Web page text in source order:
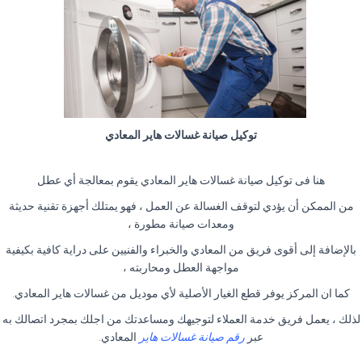
توكيل صيانة غسالات هاير المعادي
هنا فى توكيل صيانة غسالات هاير المعادي يقوم بمعالجة أي عطل
من الممكن أن يؤدي لتوقف الغسالة عن العمل ، فهو يمتلك أجهزة تقنية حديثة
ومعدات صيانة مطورة ،
بالإضافة إلى أقوى فريق من المعادي والخبراء والفنيين على دراية كافية بكيفية
مواجهة العطل ومحاربته ،
كما ان المركز يوفر قطع الغيار الأصلية لأي موديل من غسالات هاير المعادي.
لذلك ، يعمل فريق خدمة العملاء لتوجيهك ومساعدتك من اجلك بمجرد اتصالك به
عبر رقم صيانة غسالات هاير المعادي.